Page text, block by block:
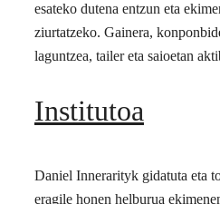
esateko dutena entzun eta
ziurtatzeko. Gainera,
laguntzea, tailer eta saioetan
Institutoa
Daniel Innerarityk gidatuta eta
eragile honen helburua